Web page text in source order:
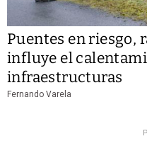
Puentes en riesgo,
influye el
infraestructuras
Fernando Varela